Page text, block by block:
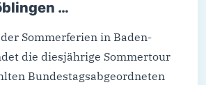
…
Sommerferien in Baden-
die diesjährige Sommertour
Bundestagsabgeordneten